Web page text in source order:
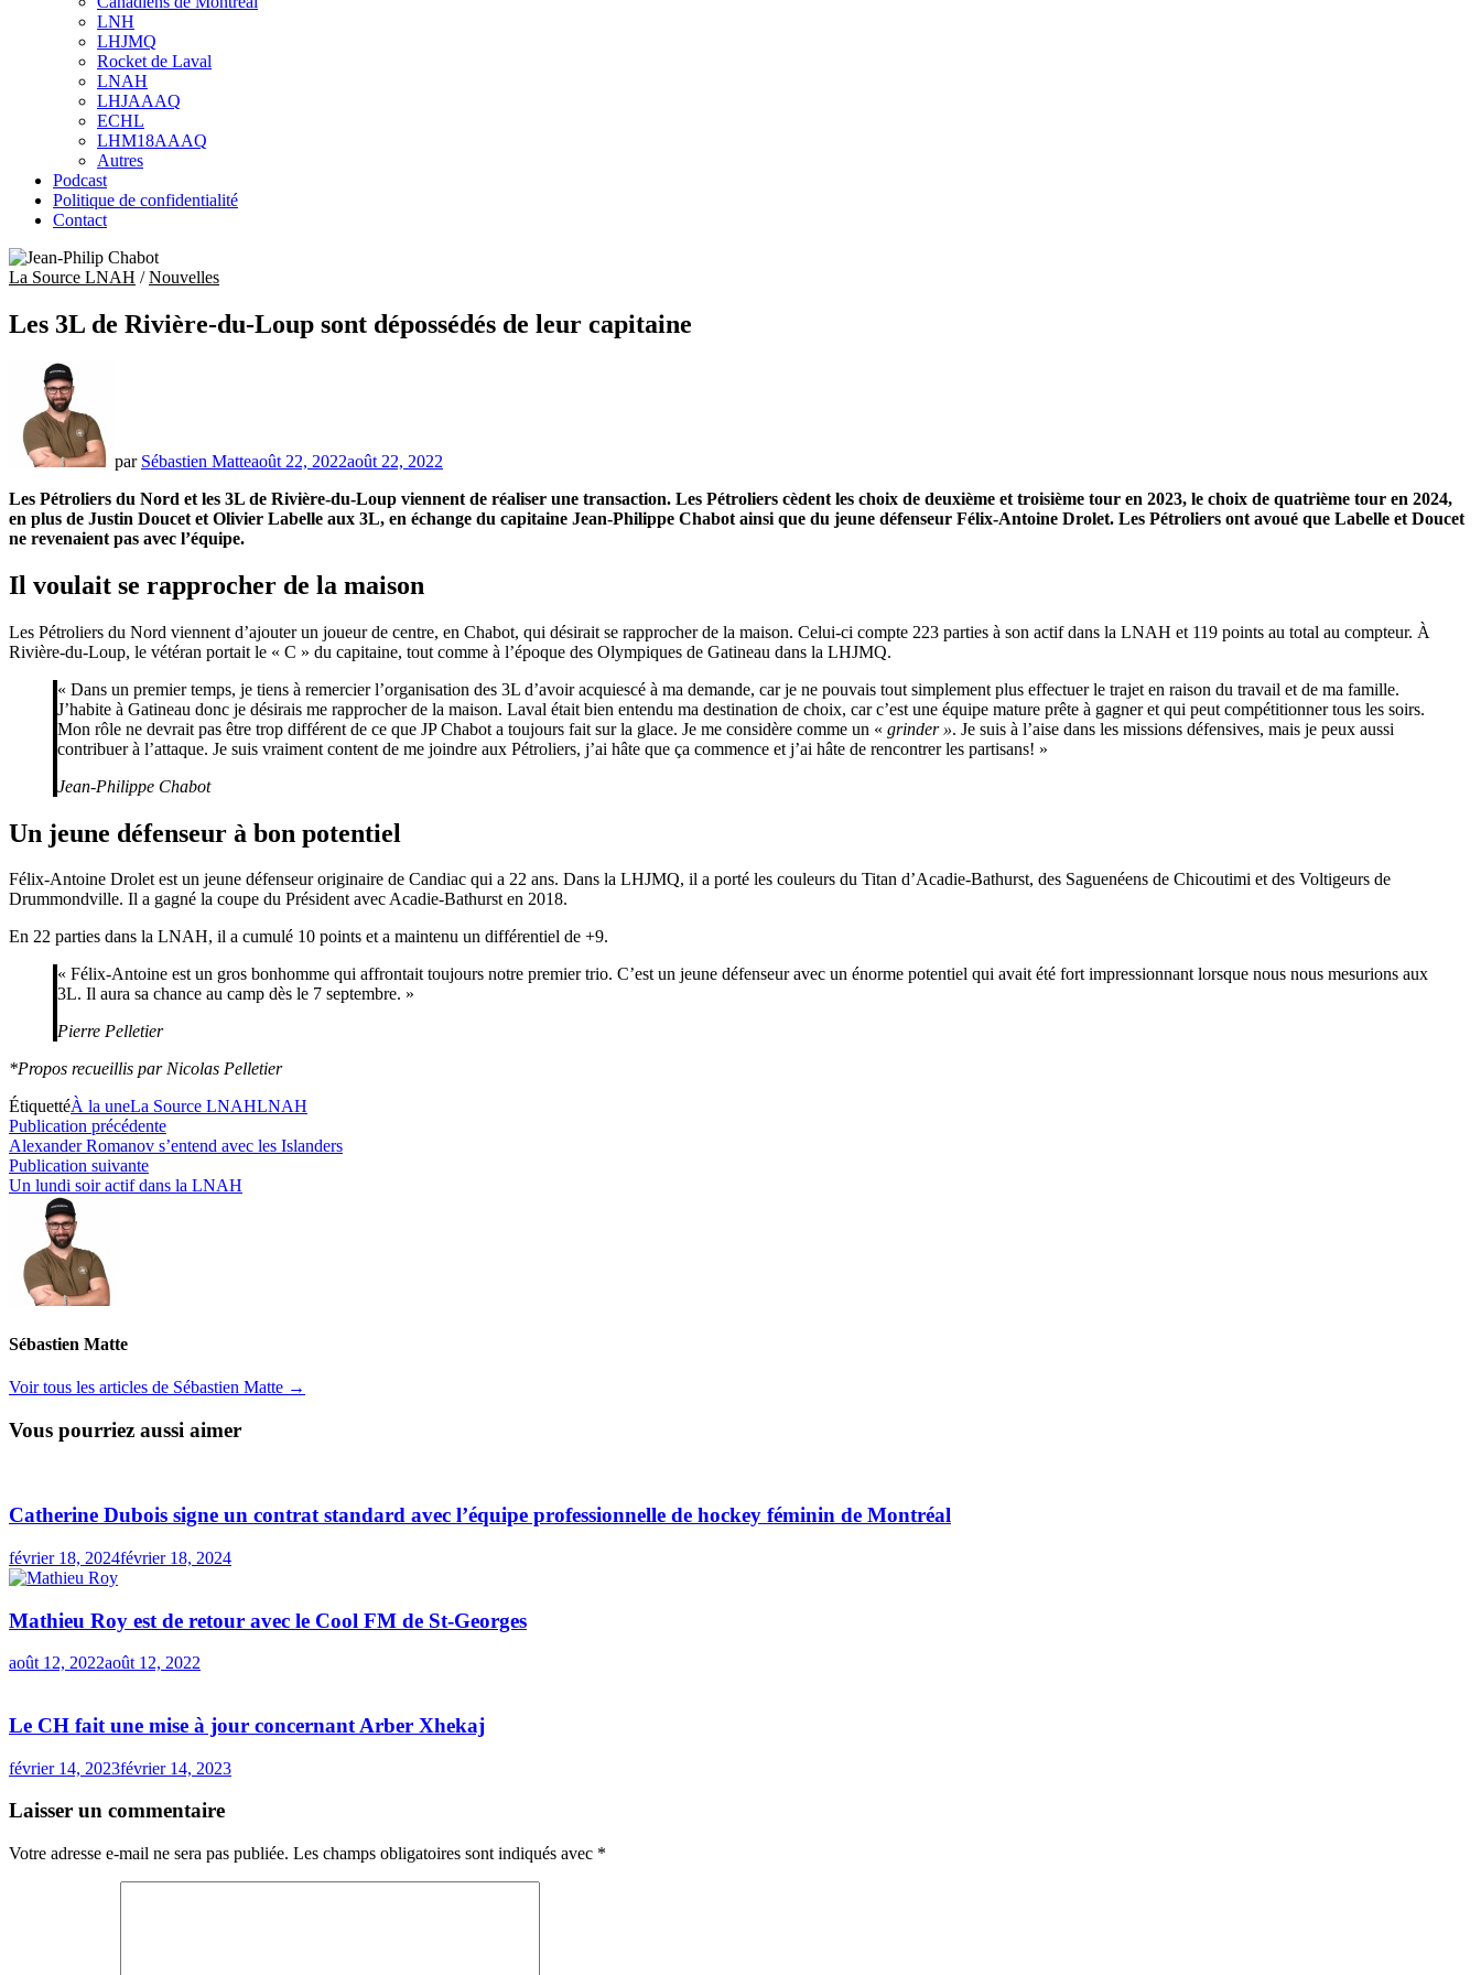
sub
menu
LNH
LHJMQ
Rocket de Laval
LNAH
LHJAAAQ
ECHL
LHM18AAAQ
Autres
Podcast
Politique de confidentialité
Contact
La Source LNAH /Nouvelles
Les 3L de Rivière-du-Loup sont dépossédés de leur capitaine
par Sébastien Matteaoût 22, 2022août 22, 2022
Les Pétroliers du Nord et les 3L de Rivière-du-Loup viennent de réaliser une transaction. Les Pétroliers cèdent les choix de deuxième et troisième tour en 2023, le choix de quatrième tour en 2024,
en plus de Justin Doucet et Olivier Labelle aux 3L, en échange du capitaine Jean-Philippe Chabot ainsi que du jeune défenseur Félix-Antoine Drolet. Les Pétroliers ont avoué que Labelle et Doucet
ne revenaient pas avec l’équipe.
Il voulait se rapprocher de la maison
Les Pétroliers du Nord viennent d’ajouter un joueur de centre, en Chabot, qui désirait se rapprocher de la maison. Celui-ci compte 223 parties à son actif dans la LNAH et 119 points au total au compteur. À
Rivière-du-Loup, le vétéran portait le « C » du capitaine, tout comme à l’époque des Olympiques de Gatineau dans la LHJMQ.
« Dans un premier temps, je tiens à remercier l’organisation des 3L d’avoir acquiescé à ma demande, car je ne pouvais tout simplement plus effectuer le trajet en raison du travail et de ma famille.
J’habite à Gatineau donc je désirais me rapprocher de la maison. Laval était bien entendu ma destination de choix, car c’est une équipe mature prête à gagner et qui peut compétitionner tous les soirs.
Mon rôle ne devrait pas être trop différent de ce que JP Chabot a toujours fait sur la glace. Je me considère comme un « grinder ». Je suis à l’aise dans les missions défensives, mais je peux aussi
contribuer à l’attaque. Je suis vraiment content de me joindre aux Pétroliers, j’ai hâte que ça commence et j’ai hâte de rencontrer les partisans! »
Jean-Philippe Chabot
Un jeune défenseur à bon potentiel
Félix-Antoine Drolet est un jeune défenseur originaire de Candiac qui a 22 ans. Dans la LHJMQ, il a porté les couleurs du Titan d’Acadie-Bathurst, des Saguenéens de Chicoutimi et des Voltigeurs de
Drummondville. Il a gagné la coupe du Président avec Acadie-Bathurst en 2018.
En 22 parties dans la LNAH, il a cumulé 10 points et a maintenu un différentiel de +9.
« Félix-Antoine est un gros bonhomme qui affrontait toujours notre premier trio. C’est un jeune défenseur avec un énorme potentiel qui avait été fort impressionnant lorsque nous nous mesurions aux
3L. Il aura sa chance au camp dès le 7 septembre. »
Pierre Pelletier
*Propos recueillis par Nicolas Pelletier
ÉtiquettéÀ la uneLa Source LNAHLNAH
Navigation
de
l’article
Publication précédentePublication
précédente :
Alexander Romanov s’entend avec les Islanders
Publication suivantePublication
suivante :
Un lundi soir actif dans la LNAH
Sébastien Matte
Voir tous les articles de Sébastien Matte →
Vous pourriez aussi aimer
Catherine Dubois signe un contrat standard avec l’équipe professionnelle de hockey féminin de Montréal
février 18, 2024février 18, 2024
Mathieu Roy est de retour avec le Cool FM de St-Georges
août 12, 2022août 12, 2022
Le CH fait une mise à jour concernant Arber Xhekaj
février 14, 2023février 14, 2023
Laisser un commentaire
Votre adresse e-mail ne sera pas publiée. Les champs obligatoires sont indiqués avec *